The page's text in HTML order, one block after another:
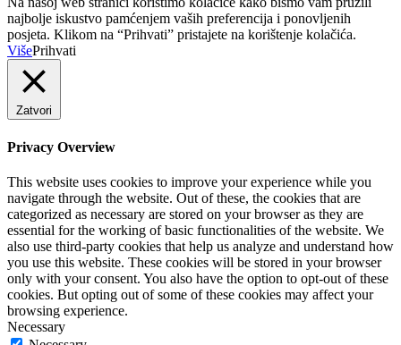
najbolje iskustvo pamćenjem vaših preferencija i ponovljenih
posjeta. Klikom na “Prihvati” pristajete na korištenje kolačića.
VišePrihvati
Zatvori
Privacy Overview
This website uses cookies to improve your experience while you
navigate through the website. Out of these, the cookies that are
categorized as necessary are stored on your browser as they are
essential for the working of basic functionalities of the website. We
also use third-party cookies that help us analyze and understand how
you use this website. These cookies will be stored in your browser
only with your consent. You also have the option to opt-out of these
cookies. But opting out of some of these cookies may affect your
browsing experience.
Necessary